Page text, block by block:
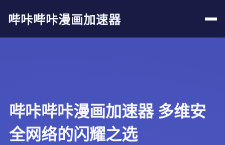
哔咔哔咔漫画加速器
哔咔哔咔漫画加速器 多维安
全网络的闪耀之选